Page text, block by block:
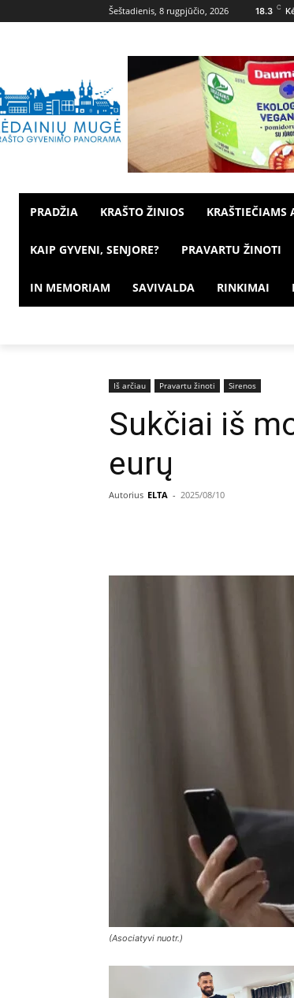
Šeštadienis, 8 rugpjūčio, 2026 18.3 C
PRADŽIA KRAŠTO ŽINIOS KRAŠTIEČIAMS
KAIP GYVENI, SENJORE? PRAVARTU ŽINOTI
IN MEMORIAM SAVIVALDA RINKIMAI
Iš arčiau Pravartu žinoti Sirenos
Sukčiai iš
eurų
Autorius ELTA - 2025/08/10
(Asociatyvi nuotr.)